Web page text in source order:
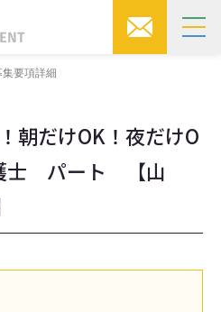
集要項詳細
朝だけOK！夜だけO
士 パート 【山